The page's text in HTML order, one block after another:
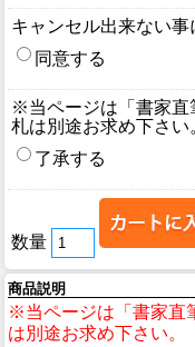
キャンセル出来ない事
同意する
※当ページは「書家直
札は別途お求め下さい
了承する
数量
商品説明
※当ページは「書家直
は別途お求め下さい。